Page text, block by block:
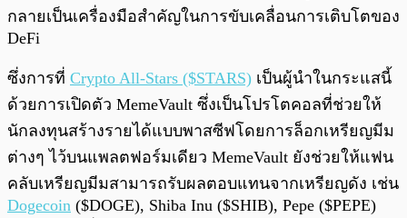
กลายเป็นเครื่องมือสำคัญในการขับเคลื่อนการเติบโตของ
DeFi
ซึ่งการที่ Crypto All-Stars ($STARS) เป็นผู้นำในกระแสนี้
ด้วยการเปิดตัว MemeVault ซึ่งเป็นโปรโตคอลที่ช่วยให้
นักลงทุนสร้างรายได้แบบพาสซีฟโดยการล็อกเหรียญมีม
ต่างๆ ไว้บนแพลตฟอร์มเดียว MemeVault ยังช่วยให้แฟน
คลับเหรียญมีมสามารถรับผลตอบแทนจากเหรียญดัง เช่น
Dogecoin ($DOGE), Shiba Inu ($SHIB), Pepe ($PEPE)